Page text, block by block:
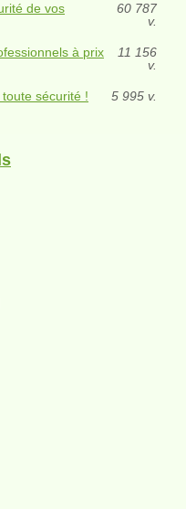
de vos
60 787
v.
à prix
11 156
v.
sécurité ! 5 995 v.